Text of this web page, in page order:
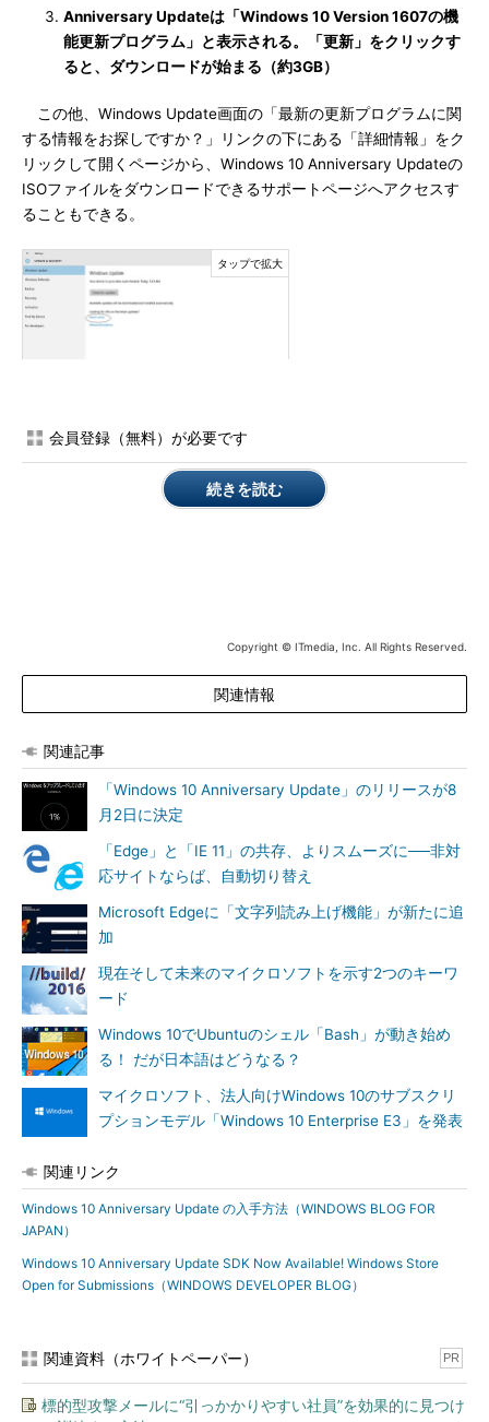
Anniversary Updateは「Windows 10 Version 1607の機
能更新プログラム」と表示される。「更新」をクリックす
ると、ダウンロードが始まる（約3GB）
この他、Windows Update画面の「最新の更新プログラムに関
する情報をお探しですか？」リンクの下にある「詳細情報」をク
リックして開くページから、Windows 10 Anniversary Updateの
ISOファイルをダウンロードできるサポートページへアクセスす
ることもできる。
ISOファイルのダウンロードページは、Windows
できるサイトからたどれる
れた。Anniversary Update SDKには、Universal Windows
いる。更新されたAPIにより、顔、指紋、虹彩による生体認証
「Windows Hello」や、「Windows Ink」機能を使ったアプリケ
れる。
Windows Ink
新しい「InkCanvas」と「InkToolbarコントロール」により、2
行のコードを追加するだけでアプリケーションへWindows Ink機
能を追加できる。
作成するアプリケーションへWindows Ink機能を追加できる
Cortana API
アプリケーションにCortanaによる音声コントロール機能を追
加できる。一連の動作を記録したマクロをユーザーの音声で実行
するといった制御もできるようになる。
Microsoft Edgeで、Webサイトの認証に「虹彩認証」をサポー
トする。
会員登録（無料）が必要です
続きを読む
Copyright © ITmedia, Inc. All Rights Reserved.
関連情報
関連記事
「Windows 10 Anniversary Update」のリリースが8
月2日に決定
「Edge」と「IE 11」の共存、よりスムーズに──非対
応サイトならば、自動切り替え
Microsoft Edgeに「文字列読み上げ機能」が新たに追
加
現在そして未来のマイクロソフトを示す2つのキーワ
ード
Windows 10でUbuntuのシェル「Bash」が動き始め
る！ だが日本語はどうなる？
マイクロソフト、法人向けWindows 10のサブスクリ
プションモデル「Windows 10 Enterprise E3」を発表
関連リンク
Windows 10 Anniversary Update の入手方法（WINDOWS BLOG FOR
JAPAN）
Windows 10 Anniversary Update SDK Now Available! Windows Store
Open for Submissions（WINDOWS DEVELOPER BLOG）
関連資料（ホワイトペーパー） PR
標的型攻撃メールに“引っかかりやすい社員”を効果的に見つけ